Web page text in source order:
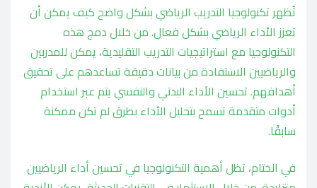
تُظهر تكنولوجيا التدريب الرياضي بشكل واضح كيف يمكن أن
تعزز الأداء الرياضي بشكل فعال. من خلال دمج هذه
التكنولوجيا مع استراتيجيات التدريب التقليدية، يمكن للمدربين
والرياضيين الاستفادة من بيانات دقيقة تساعدهم على تحقيق
أهدافهم. تحسين الأداء البدني والنفسي يتم عبر استخدام
أدوات متقدمة تسمح بتحليل الأداء بطرق لم تكن ممكنة
سابقًا.
في الختام، تظل أهمية التكنولوجيا في تحسين أداء الرياضيين